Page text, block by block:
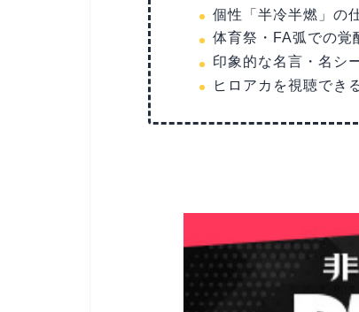
個性「半冷半燃」の
体育祭・FA弧での覚
印象的な名言・名シ
ヒロアカを視聴でき